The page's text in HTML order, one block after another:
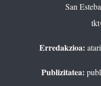
San
Erredakzioa:
Publizitatea: